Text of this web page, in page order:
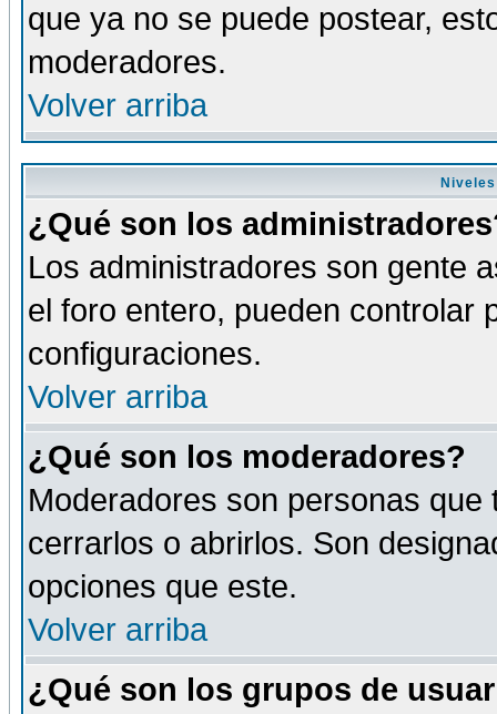
que ya no se puede postear,
moderadores.
Volver arriba
¿Qué son los
Los administradores son gente
el foro entero, pueden controlar
configuraciones.
Volver arriba
¿Qué son los moderadores?
Moderadores son personas
cerrarlos o abrirlos. Son
opciones que este.
Volver arriba
¿Qué son los grupos de